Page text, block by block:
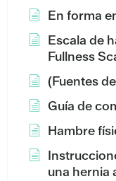
En forma
Escala de
Fullness
(Fuentes
Guía de
Hambre
una hernia